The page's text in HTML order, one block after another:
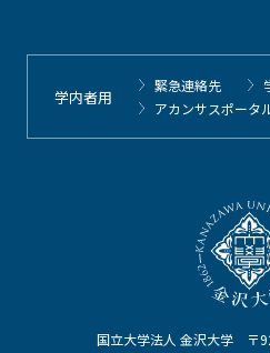
国立大学法人 金沢大学 〒
学内者用
緊急連絡先
アカンサスポータ